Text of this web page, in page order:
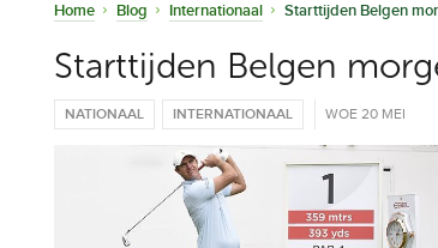
Home Blog Internationaal Starttijden Belgen
Starttijden Belgen
NATIONAAL INTERNATIONAAL WOE 20 MEI